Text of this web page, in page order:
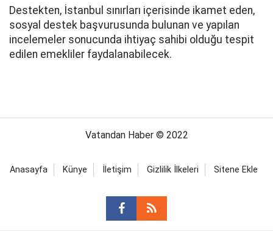
Destekten, İstanbul sınırları içerisinde ikamet eden,
sosyal destek başvurusunda bulunan ve yapılan
incelemeler sonucunda ihtiyaç sahibi olduğu tespit
edilen emekliler faydalanabilecek.
Vatandan Haber © 2022
Anasayfa Künye İletişim Gizlilik İlkeleri Sitene Ekle